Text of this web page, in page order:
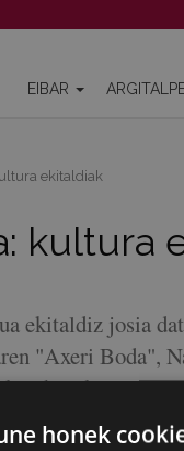
EIBAR
ekitaldiak
kultura
ekitaldiz josia
"Axeri Boda",
liburukia,
honek